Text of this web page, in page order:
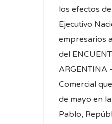
los efectos
Ejecutivo
empresarios
del
ARGENTINA
Comercial
de mayo en
Pablo,